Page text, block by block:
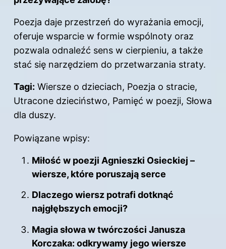
Poezja daje przestrzeń do wyrażania emocji,
oferuje wsparcie w formie wspólnoty oraz
pozwala odnaleźć sens w cierpieniu, a także
stać się narzędziem do przetwarzania straty.
Tagi: Wiersze o dzieciach, Poezja o stracie,
Utracone dzieciństwo, Pamięć w poezji, Słowa
dla duszy.
Powiązane wpisy:
Miłość w poezji Agnieszki Osieckiej –
wiersze, które poruszają serce
Dlaczego wiersz potrafi dotknąć
najgłębszych emocji?
Magia słowa w twórczości Janusza
Korczaka: odkrywamy jego wiersze